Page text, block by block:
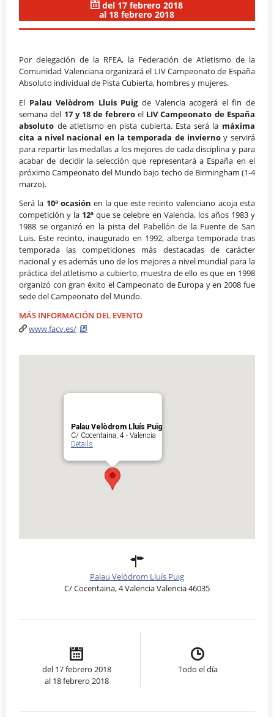
del 17 febrero 2018
al 18 febrero 2018
Por delegación de la RFEA, la Federación de Atletismo de la
Comunidad Valenciana organizará el LIV Campeonato de España
Absoluto individual de Pista Cubierta, hombres y mujeres.
El Palau Velòdrom Lluis Puigde Valencia acogerá el fin de
semana del 17 y 18 de febrero el LIV Campeonato de España
absoluto de atletismo en pista cubierta. Esta será la máxima
cita a nivel nacional en la temporada de inviernoy servirá
para repartir las medallas a los mejores de cada disciplina y para
acabar de decidir la selección que representará a España en el
próximo Campeonato del Mundo bajo techo de Birmingham (1-4
marzo).
Será la 10ª ocasión en la que este recinto valenciano acoja esta
competición y la 12ª que se celebre en Valencia, los años 1983 y
1988 se organizó en la pista del Pabellón de la Fuente de San
Luis. Este recinto, inaugurado en 1992, alberga temporada tras
temporada las competiciones más destacadas de carácter
nacional y es además uno de los mejores a nivel mundial para la
práctica del atletismo a cubierto, muestra de ello es que en 1998
organizó con gran éxito el Campeonato de Europa y en 2008 fue
sede del Campeonato del Mundo.
MÁS INFORMACIÓN DEL EVENTO
www.facv.es/
Palau Velòdrom Lluís Puig
C/ Cocentaina, 4 - Valencia
Details
Palau Velòdrom Lluís Puig
C/ Cocentaina, 4 Valencia Valencia 46035
del 17 febrero 2018
al 18 febrero 2018
Todo el día